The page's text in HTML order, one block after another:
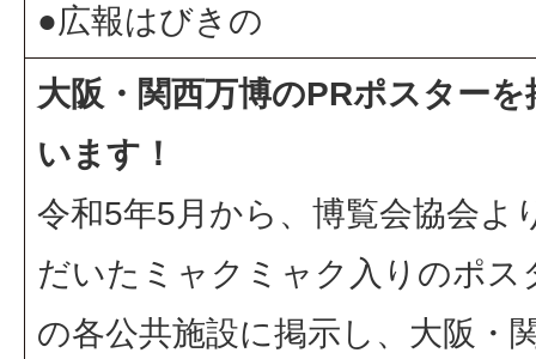
●広報はびきの
大阪・関西万博のPRポスターを
います！
令和5年5月から、博覧会協会よ
だいたミャクミャク入りのポス
の各公共施設に掲示し、大阪・